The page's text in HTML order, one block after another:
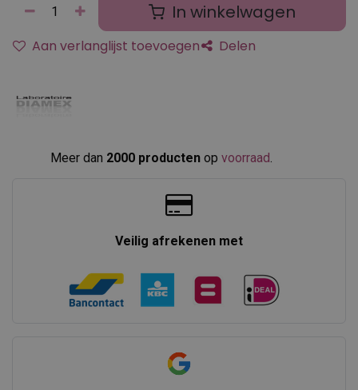
In winkelwagen
Aan verlanglijst toevoegen Delen
Meer dan 2000 producten op voorraad
Veilig afrekenen met